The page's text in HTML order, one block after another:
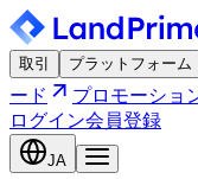
取引 プラットフォーム
ード
プロモーショ
ログイン会員登録
JA